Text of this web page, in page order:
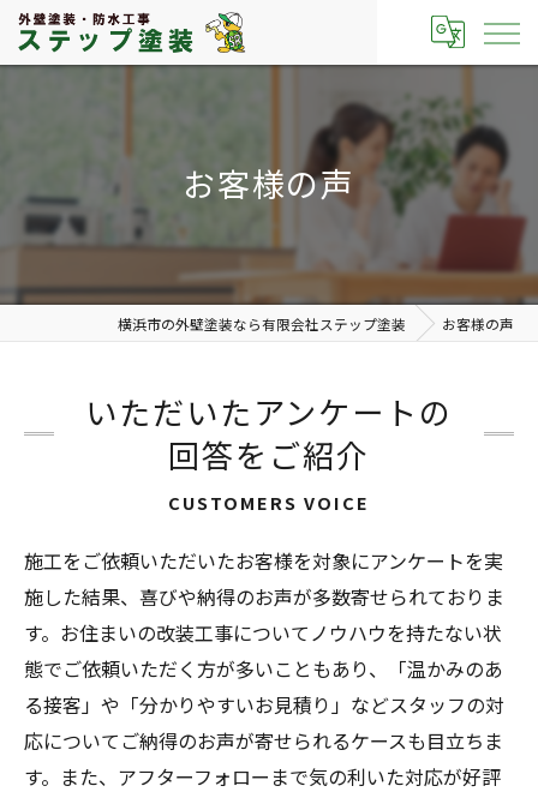
お客様の声
横浜市の外壁塗装なら有限会社ステップ塗装 お客様の声
いただいたアンケートの
回答をご紹介
CUSTOMERS VOICE
施工をご依頼いただいたお客様を対象にアンケートを実
施した結果、喜びや納得のお声が多数寄せられておりま
す。お住まいの改装工事についてノウハウを持たない状
態でご依頼いただく方が多いこともあり、「温かみのあ
る接客」や「分かりやすいお見積り」などスタッフの対
応についてご納得のお声が寄せられるケースも目立ちま
す。また、アフターフォローまで気の利いた対応が好評